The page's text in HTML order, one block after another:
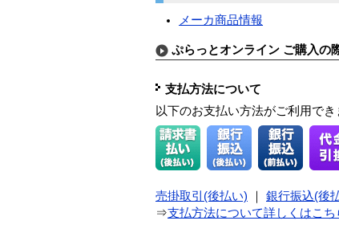
メーカ商品情報
ぷらっとオンライン ご購入の
支払方法について
以下のお支払い方法がご利用でき
売掛取引(後払い) 銀行振込(後
⇒支払方法について詳しくはこち